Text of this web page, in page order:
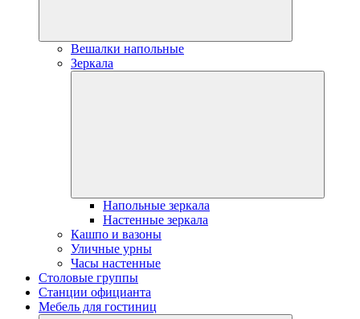
Вешалки напольные
Зеркала
Напольные зеркала
Настенные зеркала
Кашпо и вазоны
Уличные урны
Часы настенные
Столовые группы
Станции официанта
Мебель для гостиниц